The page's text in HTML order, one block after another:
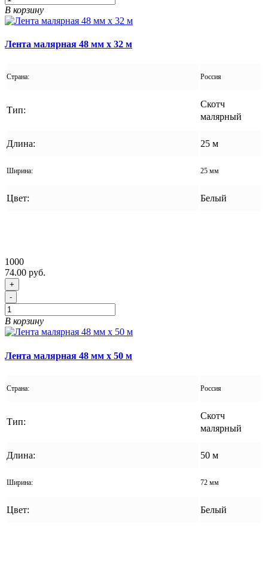
В корзину
Лента малярная 48 мм x 32 м
Страна: Россия
Тип:
Скотч
малярный
Длина: 25 м
Ширина: 25 мм
Цвет: Белый
1000
74.00 руб.
+
-
В корзину
Лента малярная 48 мм x 50 м
Страна: Россия
Тип:
Скотч
малярный
Длина: 50 м
Ширина: 72 мм
Цвет: Белый